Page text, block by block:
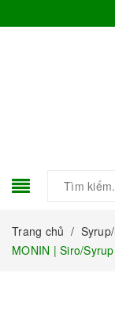
Trang chủ /
MONIN | Siro/